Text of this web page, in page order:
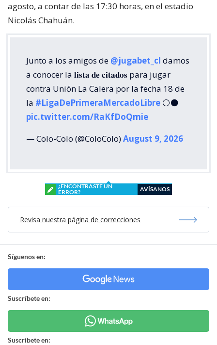
agosto, a contar de las 17:30 horas, en el estadio
Nicolás Chahuán.
Junto a los amigos de @jugabet_cl damos
a conocer la 𝐥𝐢𝐬𝐭𝐚 𝐝𝐞 𝐜𝐢𝐭𝐚𝐝𝐨𝐬 para jugar
contra Unión La Calera por la fecha 18 de
la #LigaDePrimeraMercadoLibre ⚪⚫
pic.twitter.com/RaKfDoQmie
— Colo-Colo (@ColoColo)August 9, 2026
¿ENCONTRASTE UN
ERROR?
AVÍSANOS
Revisa nuestra página de correcciones
Síguenos en:
Suscríbete en:
Suscríbete en: